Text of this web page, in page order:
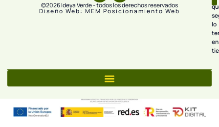
©2026 Ideya Verde - todos los derechos reservados
Diseño Web: MEM Posicionamiento Web
lo
en